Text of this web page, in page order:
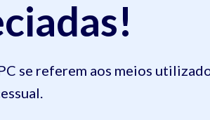
se referem aos meios